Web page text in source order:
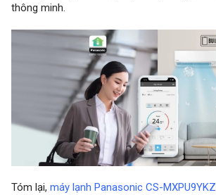
thông minh.
Tóm lại, máy lạnh Panasonic CS-MXPU9YKZ